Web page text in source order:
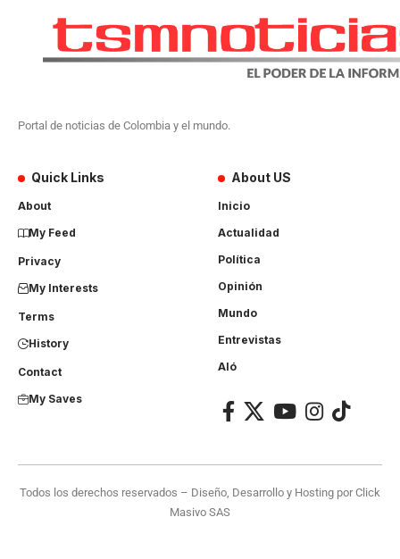
Portal de noticias de Colombia y el mundo.
Quick Links
About
My Feed
Privacy
My Interests
Terms
History
Contact
My Saves
About US
Inicio
Actualidad
Política
Opinión
Mundo
Entrevistas
Aló
Todos los derechos reservados – Diseño, Desarrollo y Hosting porClick
Masivo SAS